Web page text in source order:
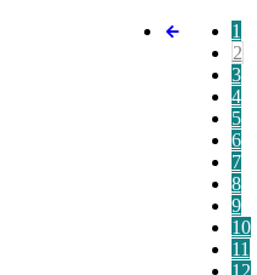
1
2
3
4
5
6
7
8
9
10
11
12